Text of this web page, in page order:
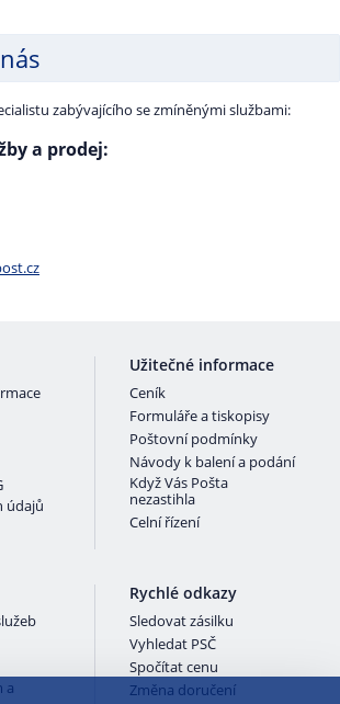
zabývajícího se zmíněnými službami:
a prodej:
údajů
Užitečné informace
Ceník
Formuláře a tiskopisy
Poštovní podmínky
Návody k balení a podání
Když Vás Pošta
nezastihla
Celní řízení
a
Rychlé odkazy
Sledovat zásilku
Vyhledat PSČ
Spočítat cenu
Změna doručení